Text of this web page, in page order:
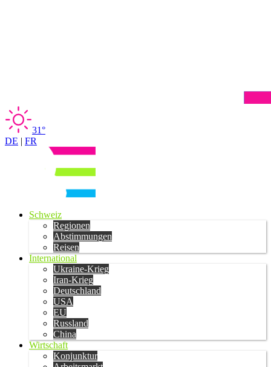
31°
DE | FR
Schweiz
Regionen
Abstimmungen
Reisen
International
Ukraine-Krieg
Iran-Krieg
Deutschland
USA
EU
Russland
China
Wirtschaft
Konjunktur